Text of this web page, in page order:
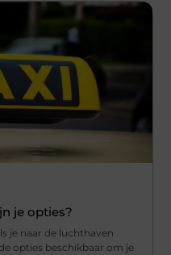
je opties?
je naar de luchthaven
opties beschikbaar om je